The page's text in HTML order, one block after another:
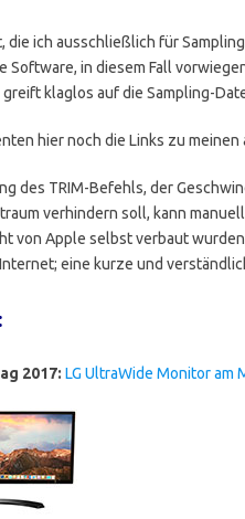
die ich ausschließlich für
Software, in diesem Fall
klaglos auf die Sampling-
hier noch die Links zu
des TRIM-Befehls, der
verhindern soll, kann
von Apple selbst verbaut
eine kurze und
2017: LG UltraWide Monitor am